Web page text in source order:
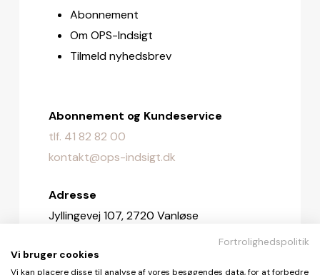
Abonnement
Om OPS-Indsigt
Tilmeld nyhedsbrev
Abonnement og Kundeservice
tlf. 41 82 82 00
kontakt@ops-indsigt.dk
Adresse
Jyllingevej 107, 2720 Vanløse
Redaktionen
Fortrolighedspolitik
Vi bruger cookies
Vi kan placere disse til analyse af vores besøgendes data, for at forbedre